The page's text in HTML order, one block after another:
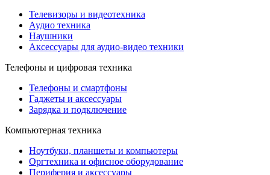
Телевизоры и видеотехника
Аудио техника
Наушники
Аксессуары для аудио-видео техники
Телефоны и цифровая техника
Телефоны и смартфоны
Гаджеты и аксессуары
Зарядка и подключение
Компьютерная техника
Ноутбуки, планшеты и компьютеры
Оргтехника и офисное оборудование
Периферия и аксессуары